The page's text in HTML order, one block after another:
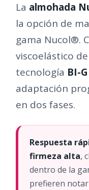
La almohada
la opción de
gama Nucol®.
viscoelástico
tecnología BI-
adaptación
en dos fases.
Respuesta
firmeza alta,
dentro de la
prefieren